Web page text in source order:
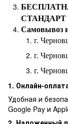
СТАНДАРТ
Самовывоз
г.
г.
г.
1. Онлайн-
Удобная и
Google Pay и